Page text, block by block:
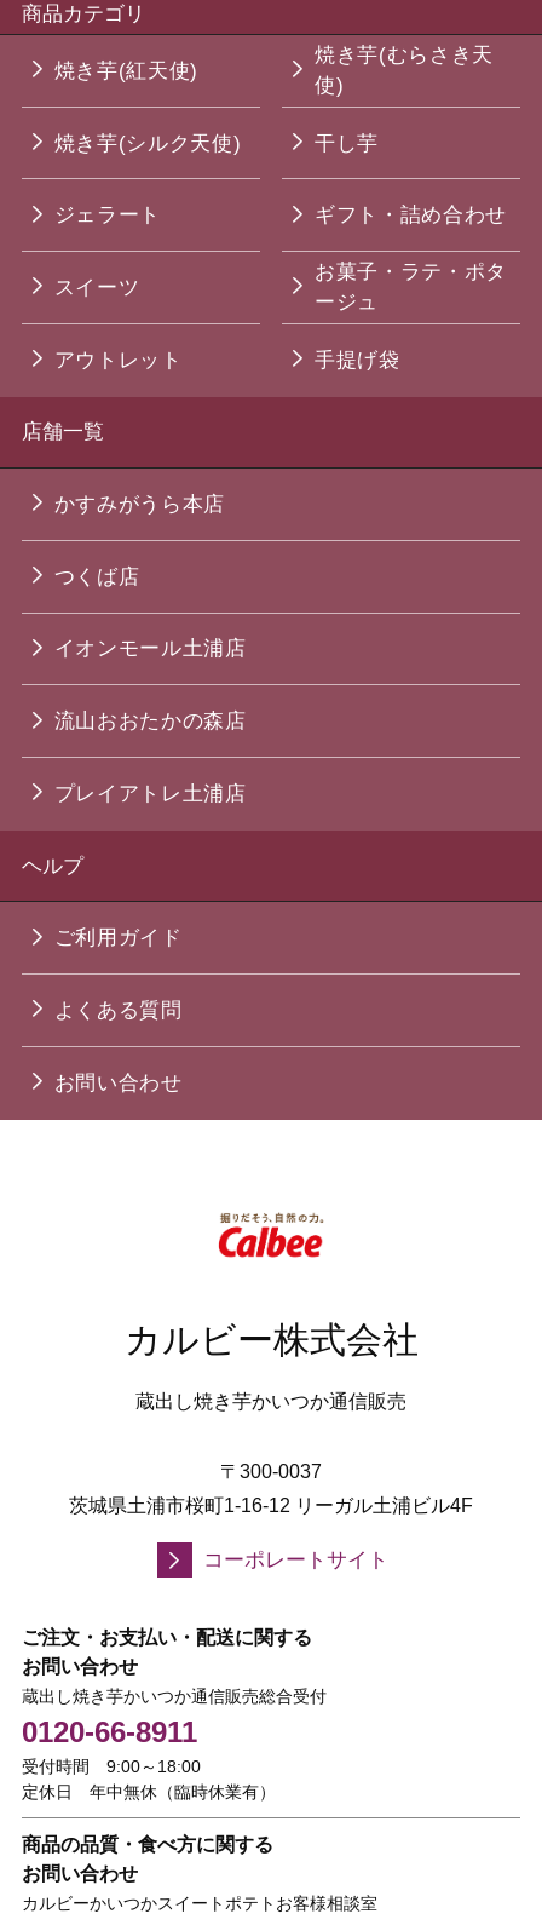
商品カテゴリ
焼き芋(紅天使)
焼き芋(むらさき天
使)
焼き芋(シルク天使) 干し芋
ジェラート ギフト・詰め合わせ
スイーツ
お菓子・ラテ・ポタ
ージュ
アウトレット 手提げ袋
店舗一覧
かすみがうら本店
つくば店
イオンモール土浦店
流山おおたかの森店
プレイアトレ土浦店
ヘルプ
ご利用ガイド
よくある質問
お問い合わせ
カルビー株式会社
蔵出し焼き芋かいつか通信販売
〒300-0037
茨城県土浦市桜町1-16-12 リーガル土浦ビル4F
コーポレートサイト
ご注文・お支払い・配送に関する
お問い合わせ
蔵出し焼き芋かいつか通信販売総合受付
0120-66-8911
受付時間 9:00～18:00
定休日 年中無休（臨時休業有）
商品の品質・食べ方に関する
お問い合わせ
カルビーかいつかスイートポテトお客様相談室